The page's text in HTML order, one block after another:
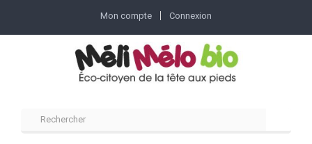
Mon compte Connexion